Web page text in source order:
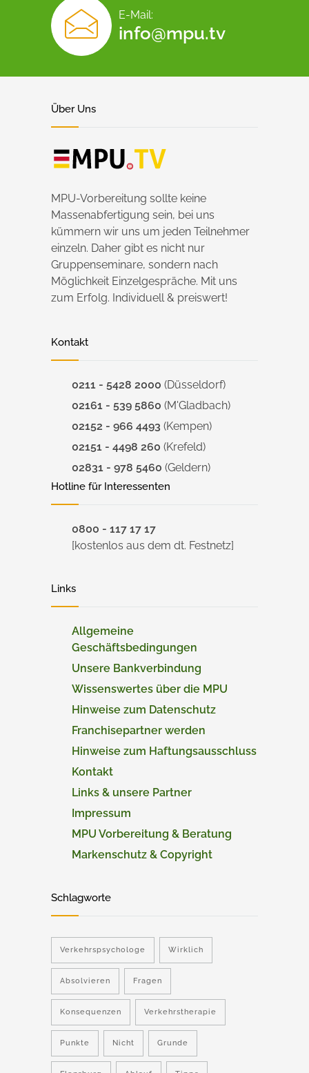
E-Mail:
info@mpu.tv
Über Uns
MPU-Vorbereitung sollte keine
Massenabfertigung sein, bei uns
kümmern wir uns um jeden Teilnehmer
einzeln. Daher gibt es nicht nur
Gruppenseminare, sondern nach
Möglichkeit Einzelgespräche. Mit uns
zum Erfolg. Individuell & preiswert!
Kontakt
0211 - 5428 2000 (Düsseldorf)
02161 - 539 5860 (M'Gladbach)
02152 - 966 4493 (Kempen)
02151 - 4498 260 (Krefeld)
02831 - 978 5460 (Geldern)
Hotline für Interessenten
0800 - 117 17 17
[kostenlos aus dem dt. Festnetz]
Links
Allgemeine
Geschäftsbedingungen
Unsere Bankverbindung
Wissenswertes über die MPU
Hinweise zum Datenschutz
Franchisepartner werden
Hinweise zum Haftungsausschluss
Kontakt
Links & unsere Partner
Impressum
MPU Vorbereitung & Beratung
Markenschutz & Copyright
Schlagworte
Verkehrspsychologe Wirklich
Absolvieren Fragen
Konsequenzen Verkehrstherapie
Punkte Nicht Grunde